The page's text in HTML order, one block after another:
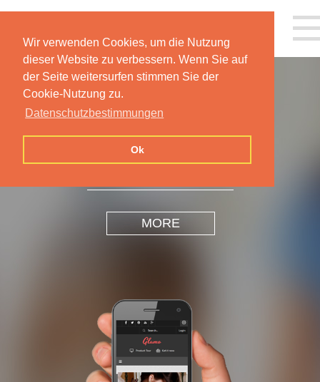
Wir verwenden Cookies, um die Nutzung
dieser Website zu verbessern. Wenn Sie auf
der Seite weitersurfen stimmen Sie der
Cookie-Nutzung zu.
Datenschutzbestimmungen
Ok
INSPIRATION
DESIGN
MORE